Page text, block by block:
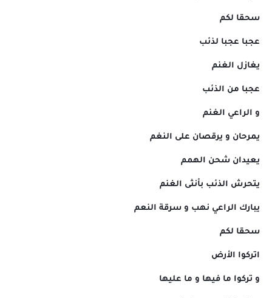
سحقا لكم
عجبا عجبا لذئب
يغازل الغنم
عجبا من الذئب
و الراعي الغنم
يمرحان و يرقصان على النغم
يعيدان شحن الهمم
يتحرش الذئب بأنثى الغنم
يبارك الراعي نهب و سرقة النعم
سحقا لكم
اتركوا الأرض
و تركوا ما فيها و ما عليها